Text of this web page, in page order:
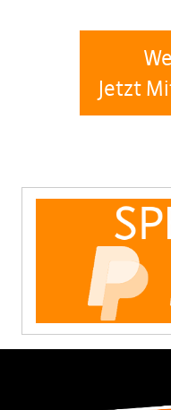
Jetzt